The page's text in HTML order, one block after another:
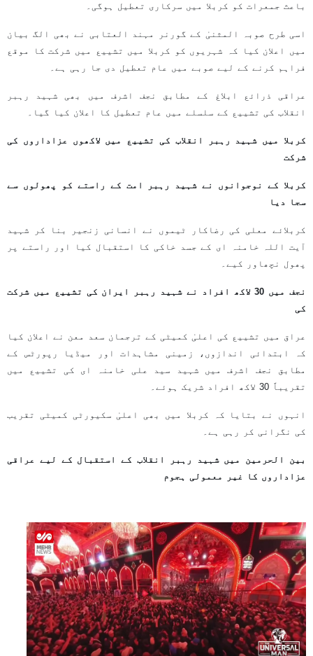
باعث جمعرات کو کربلا میں سرکاری تعطیل ہوگی۔
اسی طرح صوبہ المثنیٰ کے گورنر مہند العتابی نے بھی الگ بیان
میں اعلان کیا کہ شہریوں کو کربلا میں تشییع میں شرکت کا موقع
فراہم کرنے کے لیے صوبے میں عام تعطیل دی جا رہی ہے۔
عراقی ذرائع ابلاغ کے مطابق نجف اشرف میں بھی شہید رہبر
انقلاب کی تشییع کے سلسلے میں عام تعطیل کا اعلان کیا گیا۔
کربلا میں شہید رہبر انقلاب کی تشییع میں لاکھوں عزاداروں کی
شرکت
کربلا کے نوجوانوں نے شہید رہبر امت کے راستے کو پھولوں سے
سجا دیا
کربلائے معلی کی رضاکار ٹیموں نے انسانی زنجیر بنا کر شہید
آیت اللہ خامنہ ای کے جسد خاکی کا استقبال کیا اور راستے پر
پھول نچھاور کیے۔
نجف میں 30 لاکھ افراد نے شہید رہبر ایران کی تشییع میں شرکت
کی
عراق میں تشییع کی اعلیٰ کمیٹی کے ترجمان سعد معن نے اعلان کیا
کہ ابتدائی اندازوں، زمینی مشاہدات اور میڈیا رپورٹس کے
مطابق نجف اشرف میں شہید سید علی خامنہ ای کی تشییع میں
تقریباً 30 لاکھ افراد شریک ہوئے۔
انہوں نے بتایا کہ کربلا میں بھی اعلیٰ سکیورٹی کمیٹی تقریب
کی نگرانی کر رہی ہے۔
بین الحرمین میں شہید رہبر انقلاب کے استقبال کے لیے عراقی
عزاداروں کا غیر معمولی ہجوم